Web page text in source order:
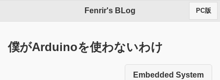
Fenrir's BLog PC版
僕がArduinoを使わないわけ
Embedded System